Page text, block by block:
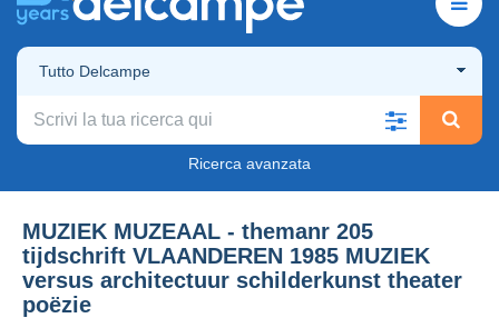
Tutto Delcampe
Ricerca avanzata
MUZIEK MUZEAAL - themanr 205
tijdschrift VLAANDEREN 1985 MUZIEK
versus architectuur schilderkunst theater
poëzie